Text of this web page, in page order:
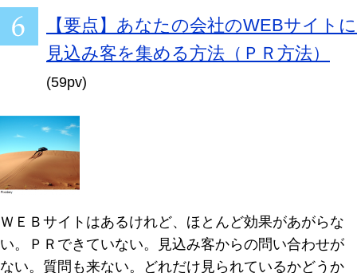
【要点】あなたの会社のWEBサイトに
見込み客を集める方法（ＰＲ方法）
(59pv)
ＷＥＢサイトはあるけれど、ほとんど効果があがらな
い。ＰＲできていない。見込み客からの問い合わせが
ない。質問も来ない。どれだけ見られているかどうか